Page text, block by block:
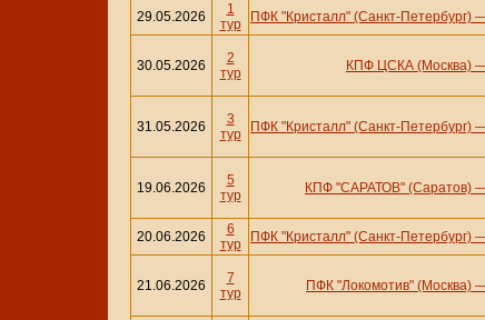
29.05.2026
1
тур
ПФК "Кристалл" (Санкт-Петербург)
30.05.2026
2
тур
КПФ ЦСКА (Москва)
31.05.2026
3
тур
ПФК "Кристалл" (Санкт-Петербург)
19.06.2026
5
тур
КПФ "САРАТОВ" (Саратов)
20.06.2026
6
тур
ПФК "Кристалл" (Санкт-Петербург)
21.06.2026
7
тур
ПФК "Локомотив" (Москва)